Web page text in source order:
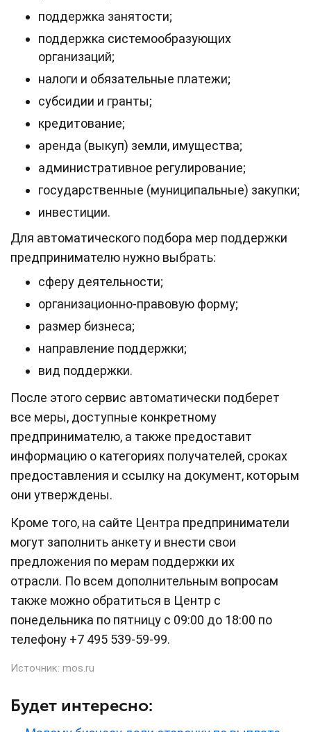
поддержка занятости;
поддержка системообразующих
организаций;
налоги и обязательные платежи;
субсидии и гранты;
кредитование;
аренда (выкуп) земли, имущества;
административное регулирование;
государственные (муниципальные) закупки;
инвестиции.
Для автоматического подбора мер поддержки
предпринимателю нужно выбрать:
сферу деятельности;
организационно-правовую форму;
размер бизнеса;
направление поддержки;
вид поддержки.
После этого сервис автоматически подберет
все меры, доступные конкретному
предпринимателю, а также предоставит
информацию о категориях получателей, сроках
предоставления и ссылку на документ, которым
они утверждены.
Кроме того, на сайте Центра предприниматели
могут заполнить анкету и внести свои
предложения по мерам поддержки их
отрасли. По всем дополнительным вопросам
также можно обратиться в Центр с
понедельника по пятницу с 09:00 до 18:00 по
телефону +7 495 539-59-99.
Источник: mos.ru
Будет интересно: